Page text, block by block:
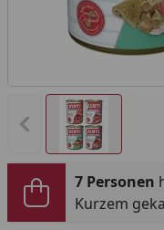
Vorheriges Bild
7 Personen
Kurzem